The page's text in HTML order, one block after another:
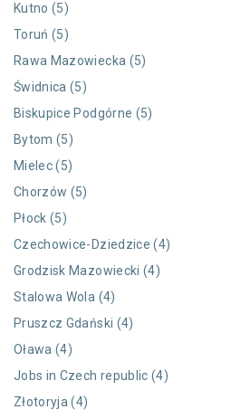
Kutno (5)
Toruń (5)
Rawa Mazowiecka (5)
Świdnica (5)
Biskupice Podgórne (5)
Bytom (5)
Mielec (5)
Chorzów (5)
Płock (5)
Czechowice-Dziedzice (4)
Grodzisk Mazowiecki (4)
Stalowa Wola (4)
Pruszcz Gdański (4)
Oława (4)
Jobs in Czech republic (4)
Złotoryja (4)